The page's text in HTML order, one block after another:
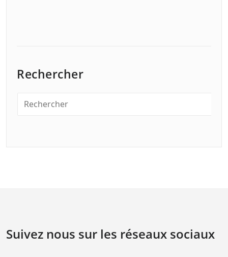
Rechercher
Suivez nous sur les réseaux sociaux